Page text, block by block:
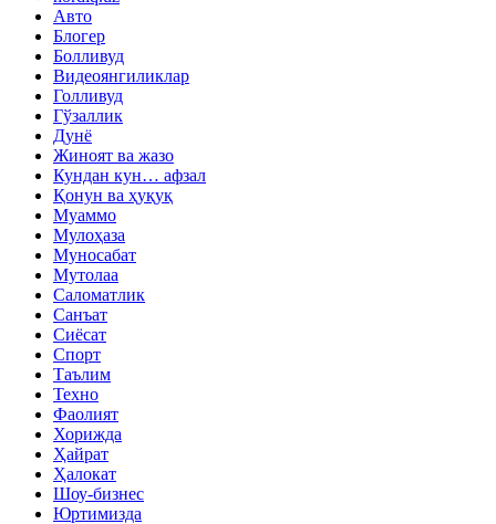
Авто
Блогер
Болливуд
Видеоянгиликлар
Голливуд
Гўзаллик
Дунё
Жиноят ва жазо
Кундан кун… афзал
Қонун ва ҳуқуқ
Муаммо
Мулоҳаза
Муносабат
Мутолаа
Саломатлик
Санъат
Сиёсат
Спорт
Таълим
Техно
Фаолият
Хорижда
Ҳайрат
Ҳалокат
Шоу-бизнес
Юртимизда